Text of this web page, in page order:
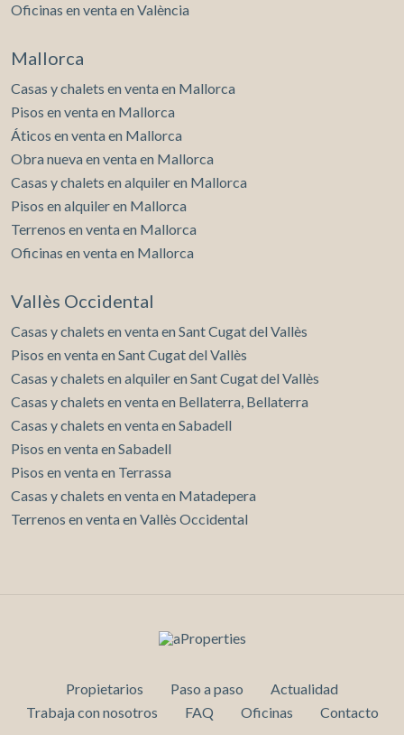
Oficinas en venta en València
Mallorca
Casas y chalets en venta en Mallorca
Pisos en venta en Mallorca
Áticos en venta en Mallorca
Obra nueva en venta en Mallorca
Casas y chalets en alquiler en Mallorca
Pisos en alquiler en Mallorca
Terrenos en venta en Mallorca
Oficinas en venta en Mallorca
Vallès Occidental
Casas y chalets en venta en Sant Cugat del Vallès
Pisos en venta en Sant Cugat del Vallès
Casas y chalets en alquiler en Sant Cugat del Vallès
Casas y chalets en venta en Bellaterra, Bellaterra
Casas y chalets en venta en Sabadell
Pisos en venta en Sabadell
Pisos en venta en Terrassa
Casas y chalets en venta en Matadepera
Terrenos en venta en Vallès Occidental
Propietarios Paso a paso
Actualidad
Trabaja con nosotros
FAQ Oficinas Contacto